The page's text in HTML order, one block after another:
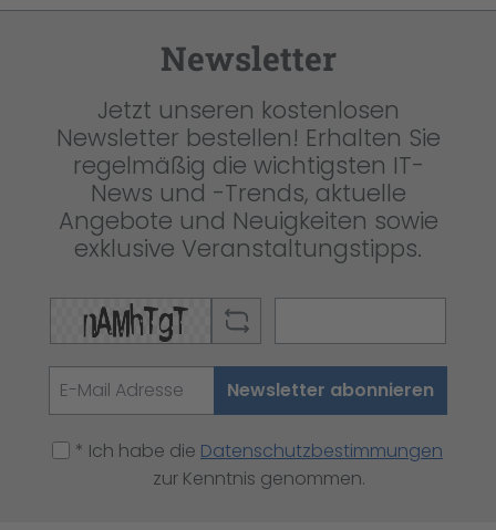
Newsletter
Jetzt unseren kostenlosen
Newsletter bestellen! Erhalten Sie
regelmäßig die wichtigsten IT-
News und -Trends, aktuelle
Angebote und Neuigkeiten sowie
exklusive Veranstaltungstipps.
Newsletter abonnieren
* Ich habe die Datenschutzbestimmungen
zur Kenntnis genommen.